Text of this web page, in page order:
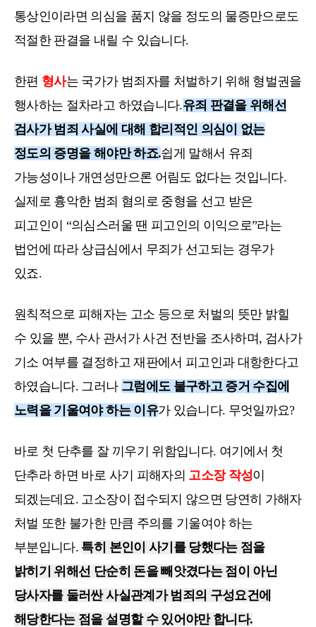
통상인이라면 의심을 품지 않을 정도의 물증만으로도
적절한 판결을 내릴 수 있습니다.
한편 형사는 국가가 범죄자를 처벌하기 위해 형벌권을
행사하는 절차라고 하였습니다.유죄 판결을 위해선
검사가 범죄 사실에 대해 합리적인 의심이 없는
정도의 증명을 해야만 하죠.쉽게 말해서 유죄
가능성이나 개연성만으론 어림도 없다는 것입니다.
실제로 흉악한 범죄 혐의로 중형을 선고 받은
피고인이 “의심스러울 땐 피고인의 이익으로”라는
법언에 따라 상급심에서 무죄가 선고되는 경우가
있죠.
원칙적으로 피해자는 고소 등으로 처벌의 뜻만 밝힐
수 있을 뿐, 수사 관서가 사건 전반을 조사하며, 검사가
기소 여부를 결정하고 재판에서 피고인과 대항한다고
하였습니다. 그러나 그럼에도 불구하고 증거 수집에
노력을 기울여야 하는 이유가 있습니다. 무엇일까요?
바로 첫 단추를 잘 끼우기 위함입니다. 여기에서 첫
단추라 하면 바로 사기 피해자의 고소장 작성이
되겠는데요. 고소장이 접수되지 않으면 당연히 가해자
처벌 또한 불가한 만큼 주의를 기울여야 하는
부분입니다. 특히 본인이 사기를 당했다는 점을
밝히기 위해선 단순히 돈을 빼앗겼다는 점이 아닌
당사자를 둘러싼 사실관계가 범죄의 구성요건에
해당한다는 점을 설명할 수 있어야만 합니다.